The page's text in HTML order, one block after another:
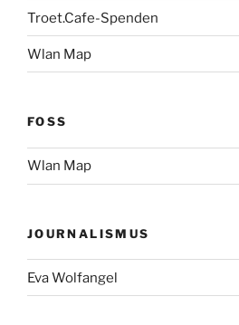
Troet.Cafe-Spenden
Wlan Map
FOSS
Wlan Map
JOURNALISMUS
Eva Wolfangel